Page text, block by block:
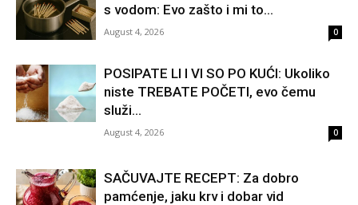
s vodom: Evo zašto i mi to...
August 4, 2026 0
POSIPATE LI I VI SO PO KUĆI: Ukoliko
niste TREBATE POČETI, evo čemu
služi...
August 4, 2026 0
SAČUVAJTE RECEPT: Za dobro
pamćenje, jaku krv i dobar vid